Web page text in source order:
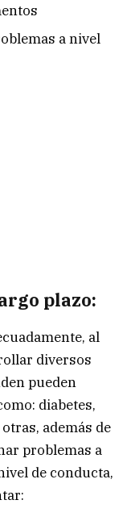
a nivel
plazo:
al
diversos
pueden
diabetes,
además de
problemas a
de conducta,